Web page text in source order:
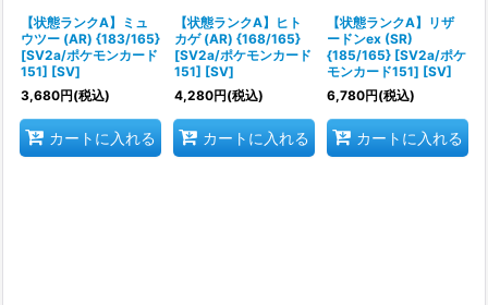
【状態ランクA】ミュ
ウツー (AR) {183/165}
[SV2a/ポケモンカード
151] [SV]
3,680円(税込)
カートに入れる
【状態ランクA】ヒト
カゲ (AR) {168/165}
[SV2a/ポケモンカード
151] [SV]
4,280円(税込)
カートに入れる
【状態ランクA】リザ
ードンex (SR)
{185/165} [SV2a/ポケ
モンカード151] [SV]
6,780円(税込)
カートに入れる